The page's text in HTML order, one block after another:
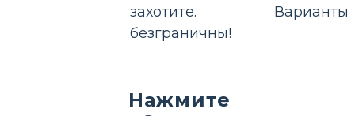
захотите. Варианты
безграничны!
Нажмите